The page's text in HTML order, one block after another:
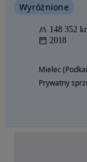
Wyróżnione
148 352
2018
Mielec
Prywatny